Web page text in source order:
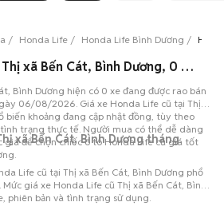
Honda Life Honda Life Bình Dương
Mua bán Honda Life Thị xã Bến Cát, Bình Dương, 0 xe 06/08/2026
Bình Dương hiện có 0 xe đang được rao bán
06/08/2026. Giá xe Honda Life cũ tại Thị
biến khoảng đang cập nhật đồng, tùy theo
tình trạng thực tế. Người mua có thể dễ dàng
giá để chọn chiếc ô tô Honda Life cũ giá tốt
xã Bến Cát, Bình Dương tháng
Life cũ tại Thị xã Bến Cát, Bình Dương phổ
giá xe Honda Life cũ Thị xã Bến Cát, Bình
phiên bản và tình trạng sử dụng.